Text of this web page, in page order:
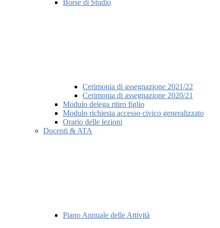
Borse di Studio
Cerimonia di assegnazione 2021/22
Cerimonia di assegnazione 2020/21
Modulo delega ritiro figlio
Modulo richiesta accesso civico generalizzato
Orario delle lezioni
Docenti & ATA
Piano Annuale delle Attività